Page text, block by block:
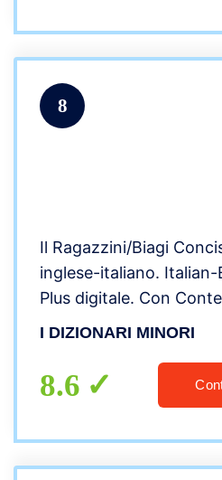
8
Il Ragazzini/Biagi
inglese-italiano.
Plus digitale. Con
(fornito
I DIZIONARI MINORI
8.6